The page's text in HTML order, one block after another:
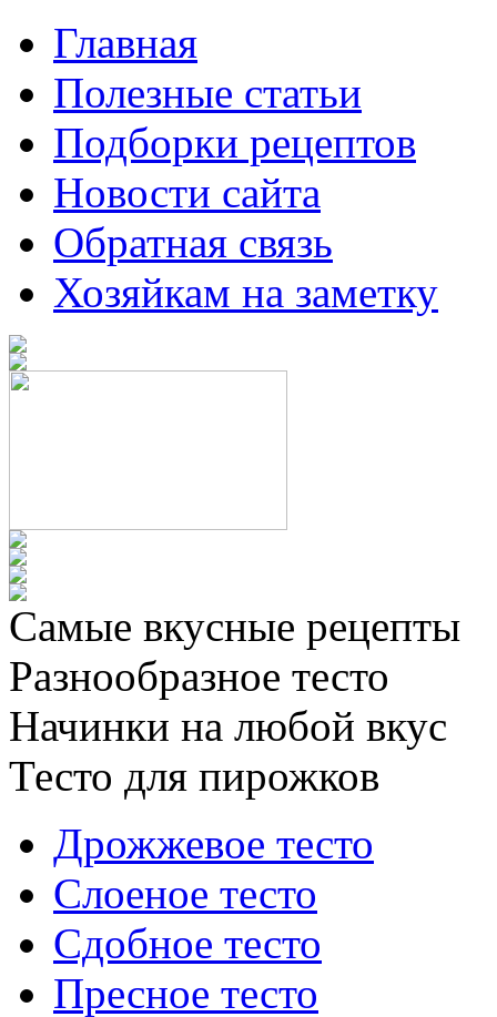
Главная
Полезные статьи
Подборки рецептов
Новости сайта
Обратная связь
Хозяйкам на заметку
Самые вкусные рецепты
Разнообразное тесто
Начинки на любой вкус
Тесто для пирожков
Дрожжевое тесто
Слоеное тесто
Сдобное тесто
Пресное тесто